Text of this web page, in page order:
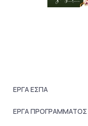
ΕΡΓΑ ΕΣΠΑ
ΕΡΓΑ ΠΡΟΓΡΑΜΜΑΤΟΣ